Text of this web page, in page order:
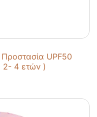
UPF50
2- 4 ετών )